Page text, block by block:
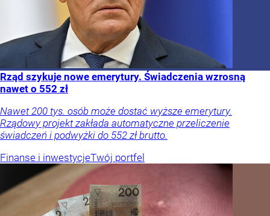
Rząd szykuje nowe emerytury. Świadczenia wzrosną
nawet o 552 zł
Nawet 200 tys. osób może dostać wyższe emerytury.
Rządowy projekt zakłada automatyczne przeliczenie
świadczeń i podwyżki do 552 zł brutto.
Finanse i inwestycjeTwój portfel